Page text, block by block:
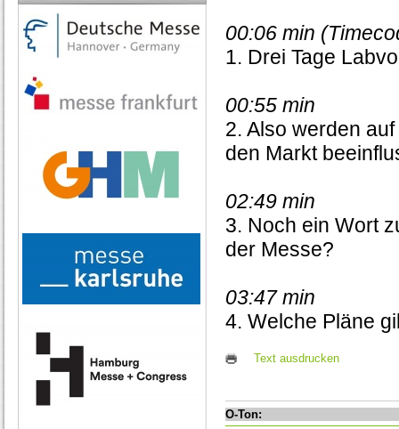
00:06 min
1. Drei Tage
00:55 min
2. Also werden
den Markt
02:49 min
3. Noch ein Wort
der Messe?
03:47 min
4. Welche Pläne
Text ausdrucken
O-Ton: